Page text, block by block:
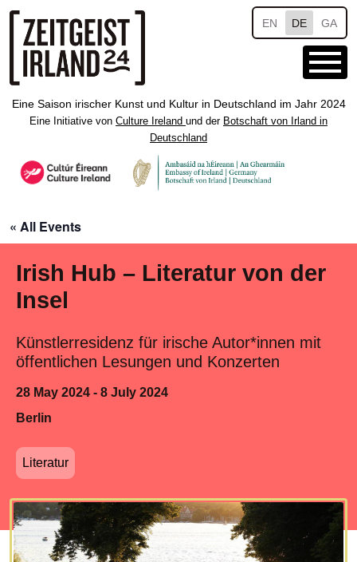
Skip to main content
EN DE GA
Eine Saison irischer Kunst und Kultur in Deutschland im Jahr 2024
Eine Initiative von Culture Ireland und der Botschaft von Irland in
Deutschland
« All Events
Irish Hub – Literatur von der
Insel
Künstlerresidenz für irische Autor*innen mit
öffentlichen Lesungen und Konzerten
28 May 2024 - 8 July 2024
Berlin
Literatur